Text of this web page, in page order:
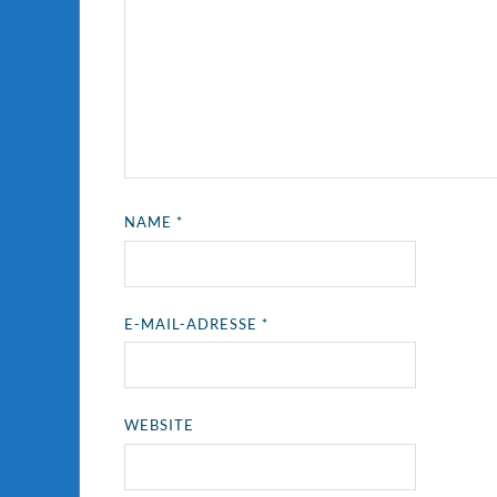
NAME*
E-MAIL-ADRESSE*
WEBSITE